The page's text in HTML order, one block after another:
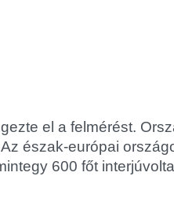
el a felmérést.
észak-európai
600 főt